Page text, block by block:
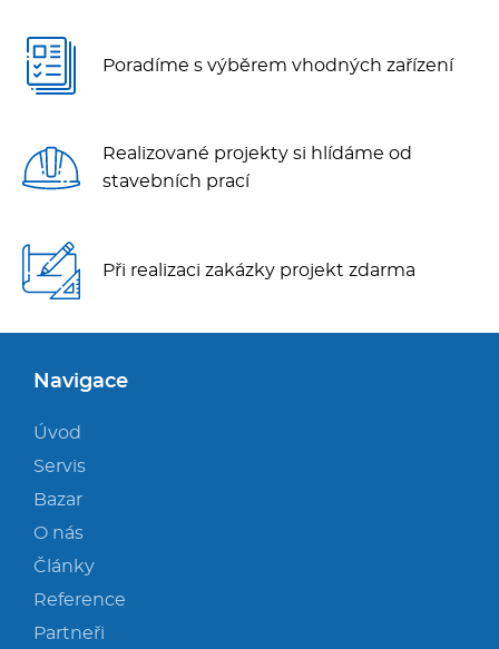
Řeznické stroje
Myčky
Vařiče a výrobníky těstovin
RM GASTRO
SPIDOCOOK
HOT DOGY
OPÉKAČE PÁRKŮ
PANASONIC
PALAČINKOVAČE, VAFLOVAČE
TOASTERY
SPORÁKY stolní
Poradíme s výběrem vhodných zařízení
Realizované projekty si hlídáme od
stavebních prací
Při realizaci zakázky projekt zdarma
Navigace
Úvod
Servis
Bazar
O nás
Články
Reference
Partneři